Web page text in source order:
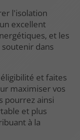
l'isolation
excellent
et les
dans
et faites
maximiser vos
pourrez ainsi
et plus
à la